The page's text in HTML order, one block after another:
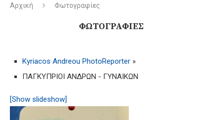
Αρχική Φωτογραφίες
ΦΩΤΟΓΡΑΦΊΕΣ
Kyriacos Andreou PhotoReporter »
ΠΑΓΚΥΠΡΙΟΙ ΑΝΔΡΩΝ - ΓΥΝΑΙΚΩΝ
[Show slideshow]